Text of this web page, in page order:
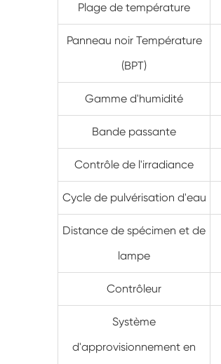
Plage de température
Panneau noir Température
(BPT)
Gamme d'humidité
Bande passante
Contrôle de l'irradiance
Cycle de pulvérisation d'eau
Distance de spécimen et de
lampe
Contrôleur
Système
d'approvisionnement en